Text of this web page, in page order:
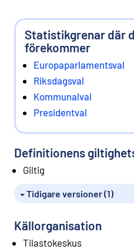
Statistikgrenar där
förekommer
Europaparlamentsval
Riksdagsval
Kommunalval
Presidentval
Definitionens
Giltig
Tidigare versioner (1)
Källorganisation
Tilastokeskus